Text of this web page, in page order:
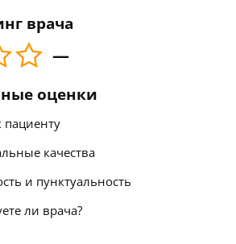
врача
—
оценки
качества
и пунктуальность
ли врача?